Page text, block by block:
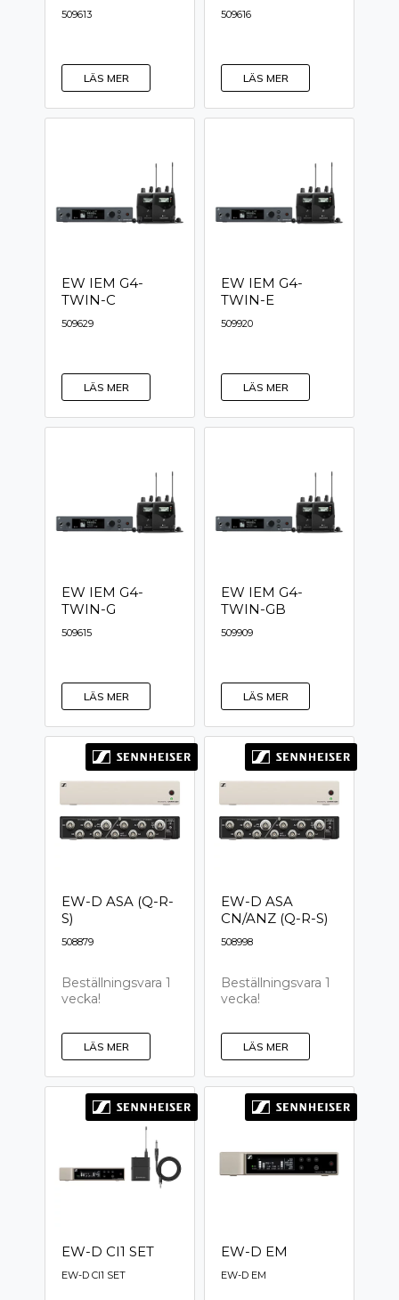
509613
LÄS MER
509616
LÄS MER
EW IEM G4-
TWIN-C
509629
LÄS MER
EW IEM G4-
TWIN-E
509920
LÄS MER
EW IEM G4-
TWIN-G
509615
LÄS MER
EW IEM G4-
TWIN-GB
509909
LÄS MER
EW-D ASA (Q-R-
S)
508879
Beställningsvara 1
vecka!
LÄS MER
EW-D ASA
CN/ANZ (Q-R-S)
508998
Beställningsvara 1
vecka!
LÄS MER
EW-D CI1 SET
EW-D CI1 SET
EW-D EM
EW-D EM